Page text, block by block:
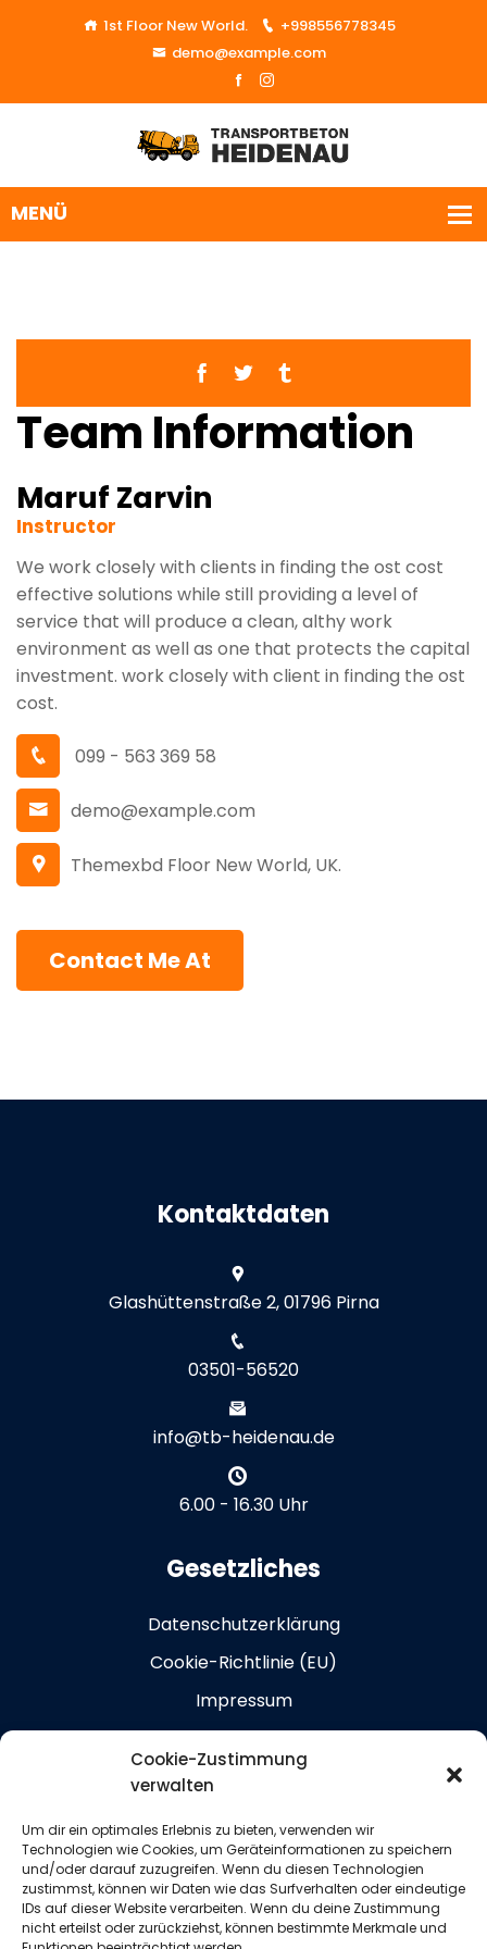
Cookie-Zustimmung
verwalten
Um dir ein optimales Erlebnis zu bieten, verwenden wir
Technologien wie Cookies, um Geräteinformationen zu speichern
und/oder darauf zuzugreifen. Wenn du diesen Technologien
zustimmst, können wir Daten wie das Surfverhalten oder eindeutige
IDs auf dieser Website verarbeiten. Wenn du deine Zustimmung
nicht erteilst oder zurückziehst, können bestimmte Merkmale und
1st Floor New World.
+998556778345
demo@example.com
Team Information
Maruf Zarvin
Instructor
We work closely with clients in finding the ost cost
effective solutions while still providing a level of
service that will produce a clean, althy work
environment as well as one that protects the capital
investment. work closely with client in finding the ost
cost.
099 - 563 369 58
demo@example.com
Themexbd Floor New World, UK.
Contact Me At
Kontaktdaten
Glashüttenstraße 2, 01796 Pirna
03501-56520
info@tb-heidenau.de
6.00 - 16.30 Uhr
Gesetzliches
Datenschutzerklärung
Cookie-Richtlinie (EU)
Impressum
Kontakt
Leistungen
Referenzen